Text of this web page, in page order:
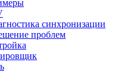
синхронизации
проблем